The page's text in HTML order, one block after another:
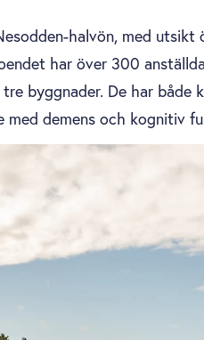
halvön, med utsikt
har över 300
byggnader. De har både
demens och kognitiv